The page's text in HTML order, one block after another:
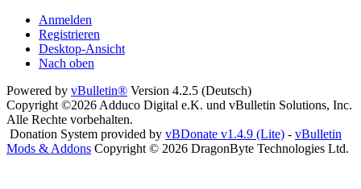
Anmelden
Registrieren
Desktop-Ansicht
Nach oben
Powered by vBulletin® Version 4.2.5 (Deutsch)
Copyright ©2026 Adduco Digital e.K. und vBulletin Solutions, Inc.
Alle Rechte vorbehalten.
Donation System provided by vBDonate v1.4.9 (Lite) - vBulletin
Mods & Addons Copyright © 2026 DragonByte Technologies Ltd.